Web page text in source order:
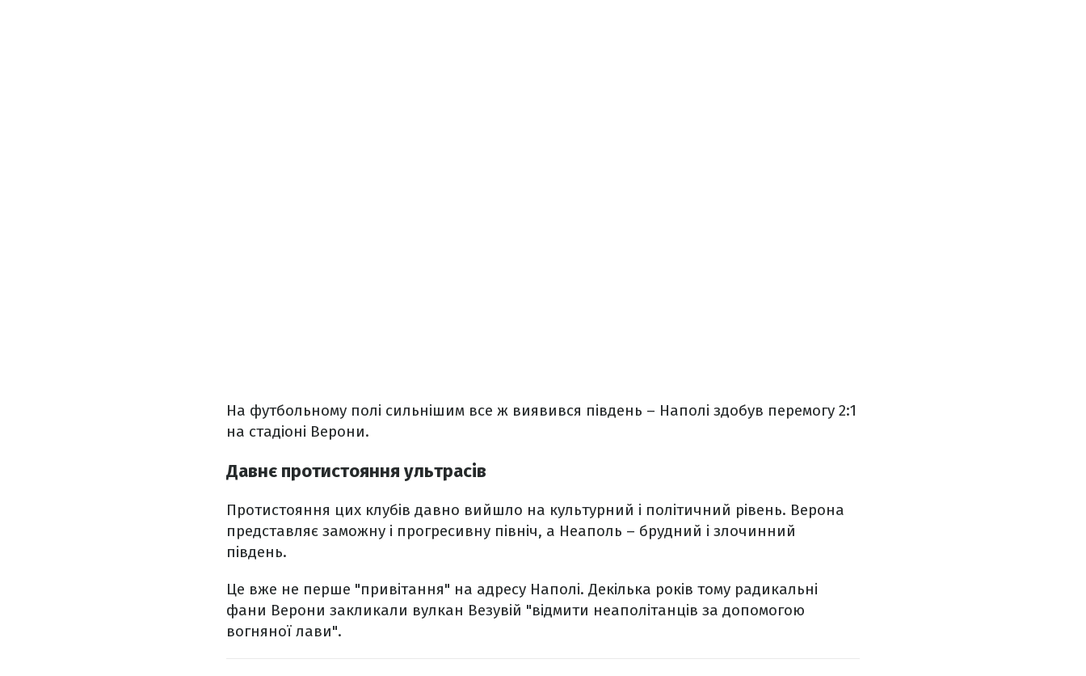
На футбольному полі сильнішим все ж виявився південь – Наполі здобув перемогу 2:1
на стадіоні Верони.
Давнє протистояння ультрасів
Протистояння цих клубів давно вийшло на культурний і політичний рівень. Верона
представляє заможну і прогресивну північ, а Неаполь – брудний і злочинний
південь.
Це вже не перше "привітання" на адресу Наполі. Декілька років тому радикальні
фани Верони закликали вулкан Везувій "відмити неаполітанців за допомогою
вогняної лави".